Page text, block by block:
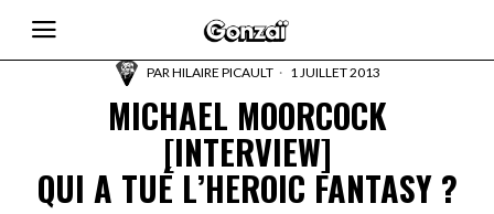
PARHILAIRE PICAULT 1 JUILLET 2013
MICHAEL MOORCOCK
[INTERVIEW]
QUI A TUÉ L’HEROIC FANTASY ?